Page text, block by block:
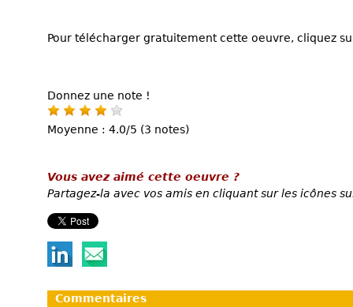
Pour télécharger gratuitement cette oeuvre, cliquez
Donnez une note !
Moyenne : 4.0/5 (3 notes)
Vous avez aimé cette oeuvre ?
Partagez-la avec vos amis en cliquant sur les icônes
Commentaires